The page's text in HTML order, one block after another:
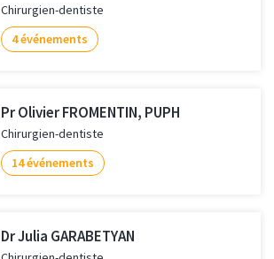
Chirurgien-dentiste
4 événements
Pr Olivier FROMENTIN, PUPH
Chirurgien-dentiste
14 événements
Dr Julia GARABETYAN